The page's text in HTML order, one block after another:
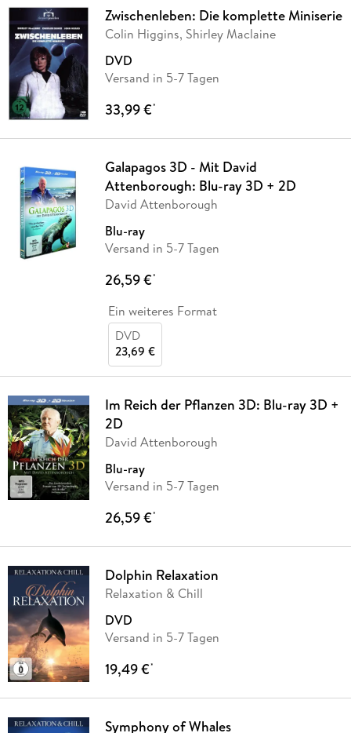
Zwischenleben: Die komplette Miniserie
Colin Higgins, Shirley Maclaine
DVD
Versand in 5-7 Tagen
33,99 €*
Galapagos 3D - Mit David
Attenborough: Blu-ray 3D + 2D
David Attenborough
Blu-ray
Versand in 5-7 Tagen
26,59 €*
Ein weiteres Format
DVD
23,69 €
Im Reich der Pflanzen 3D: Blu-ray 3D +
2D
David Attenborough
Blu-ray
Versand in 5-7 Tagen
26,59 €*
Dolphin Relaxation
Relaxation & Chill
DVD
Versand in 5-7 Tagen
19,49 €*
Symphony of Whales